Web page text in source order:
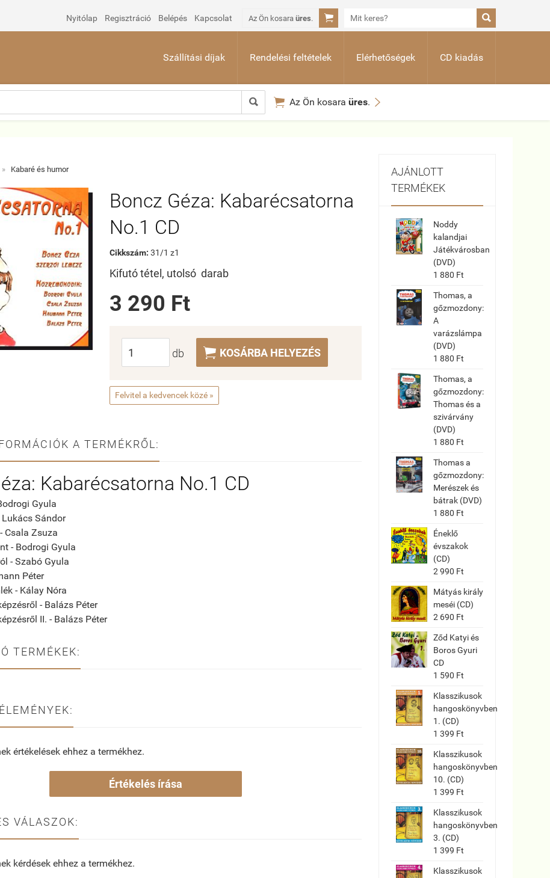
Nyitólap Regisztráció Belépés Kapcsolat Az Ön kosara üres.  
Szállítási díjak Rendelési feltételek Elérhetőségek CD kiadás
  Az Ön kosara üres. 
» Kabaré és humor
Boncz Géza: Kabarécsatorna
No.1 CD
Cikkszám: 31/1 z1
Kifutó tétel, utolsó darab
3 290 Ft
db  KOSÁRBA HELYEZÉS
Felvitel a kedvencek közé »
A TERMÉKRŐL:
Kabarécsatorna No.1 CD
Gyula
Sándor
Csala Zsuza
- Bodrogi Gyula
- Szabó Gyula
Péter
- Kálay Nóra
- Balázs Péter
II. - Balázs Péter
TERMÉKEK:
értékelések ehhez a termékhez.
Értékelés írása
VÁLASZOK:
kérdések ehhez a termékhez.
AJÁNLOTT
TERMÉKEK
Noddy
kalandjai
Játékvárosban
(DVD)
1 880 Ft
Thomas, a
gőzmozdony:
A
varázslámpa
(DVD)
1 880 Ft
Thomas, a
gőzmozdony:
Thomas és a
szivárvány
(DVD)
1 880 Ft
Thomas a
gőzmozdony:
Merészek és
bátrak (DVD)
1 880 Ft
Éneklő
évszakok
(CD)
2 990 Ft
Mátyás király
meséi (CD)
2 690 Ft
Ződ Katyi és
Boros Gyuri
CD
1 590 Ft
Klasszikusok
hangoskönyvben
1. (CD)
1 399 Ft
Klasszikusok
hangoskönyvben
10. (CD)
1 399 Ft
Klasszikusok
hangoskönyvben
3. (CD)
1 399 Ft
Klasszikusok